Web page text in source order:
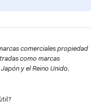
comerciales propiedad
como marcas
y el Reino Unido.